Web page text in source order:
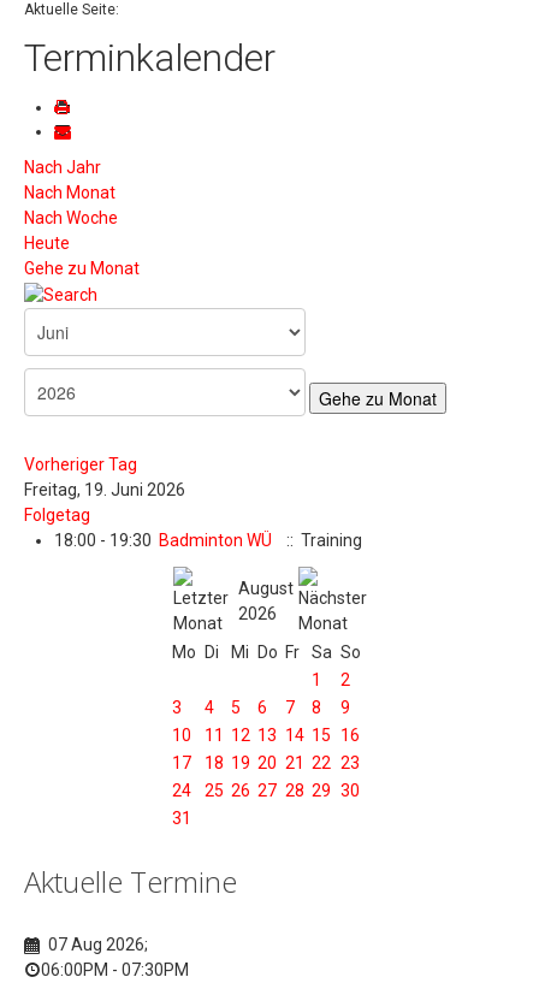
Aktuelle Seite:
Terminkalender
Nach Jahr
Nach Monat
Nach Woche
Heute
Gehe zu Monat
Gehe zu Monat
Vorheriger Tag
Freitag, 19. Juni 2026
Folgetag
18:00 - 19:30 Badminton WÜ :: Training
August
2026
Mo
Di Mi Do Fr Sa So
1
2
3
4 5 6 7 8
9
10
11 12 13 14 15
16
17
18 19 20 21 22 23
24
25 26 27 28 29 30
31
Aktuelle Termine
07 Aug 2026;
06:00PM - 07:30PM